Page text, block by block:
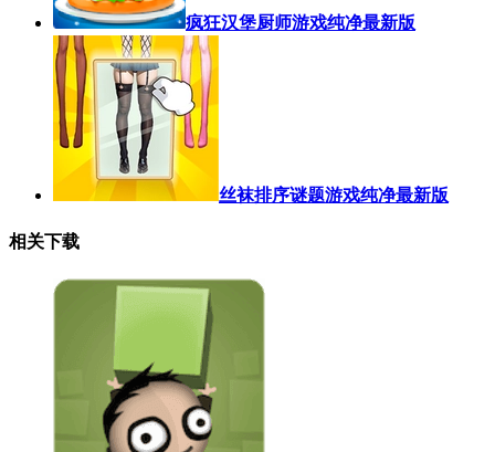
疯狂汉堡厨师游戏纯净最新版
丝袜排序谜题游戏纯净最新版
相关下载